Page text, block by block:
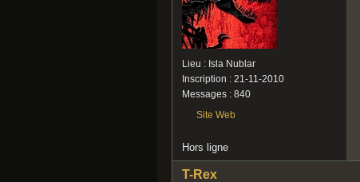
Lieu : Isla Nublar
Inscription : 21-11-2010
Messages : 840
Site Web
Hors ligne
T-Rex